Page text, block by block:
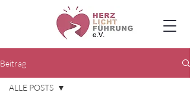
Beitrag
ALLE POSTS